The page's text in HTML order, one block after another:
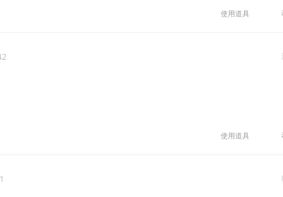
使用道具
使用道具